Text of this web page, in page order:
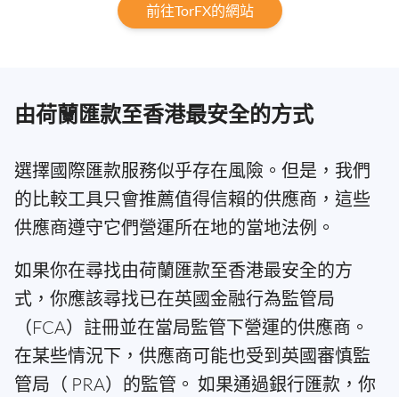
前往TorFX的網站
由荷蘭匯款至香港最安全的方式
選擇國際匯款服務似乎存在風險。但是，我們
的比較工具只會推薦值得信賴的供應商，這些
供應商遵守它們營運所在地的當地法例。
如果你在尋找由荷蘭匯款至香港最安全的方
式，你應該尋找已在英國金融行為監管局
（FCA）註冊並在當局監管下營運的供應商。
在某些情況下，供應商可能也受到英國審慎監
管局（ PRA）的監管。 如果通過銀行匯款，你